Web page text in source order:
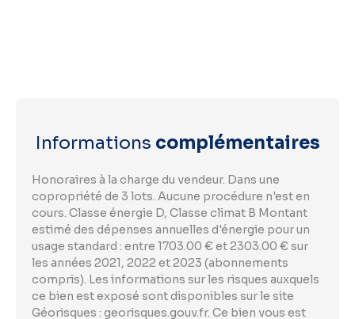
Informations complémentaires
Honoraires à la charge du vendeur. Dans une
copropriété de 3 lots. Aucune procédure n'est en
cours. Classe énergie D, Classe climat B Montant
estimé des dépenses annuelles d'énergie pour un
usage standard : entre 1703.00 € et 2303.00 € sur
les années 2021, 2022 et 2023 (abonnements
compris). Les informations sur les risques auxquels
ce bien est exposé sont disponibles sur le site
Géorisques : georisques.gouv.fr. Ce bien vous est